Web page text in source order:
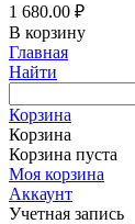
1 680.00 ₽
В корзину
Главная
Найти
Корзина
Корзина
Корзина пуста
Моя корзина
Аккаунт
Учетная запись